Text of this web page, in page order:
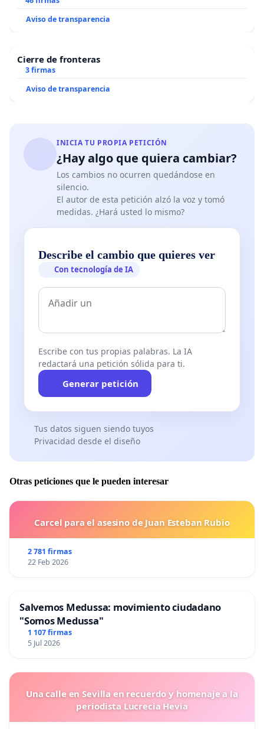
Aviso de transparencia
Cierre de fronteras
3 firmas
Aviso de transparencia
INICIA TU PROPIA PETICIÓN
¿Hay algo que quiera cambiar?
Los cambios no ocurren quedándose en
silencio.
El autor de esta petición alzó la voz y tomó
medidas. ¿Hará usted lo mismo?
Describe el cambio que quieres ver
Con tecnología de IA
Escribe con tus propias palabras. La IA
redactará una petición sólida para ti.
Generar petición
Tus datos siguen siendo tuyos
Privacidad desde el diseño
Otras peticiones que le pueden interesar
Carcel para el asesino de Juan Esteban Rubio
2 781 firmas
22 Feb 2026
Salvemos Medussa: movimiento ciudadano
"Somos Medussa"
1 107 firmas
5 Jul 2026
Una calle en Sevilla en recuerdo y homenaje a la
periodista Lucrecia Hevia